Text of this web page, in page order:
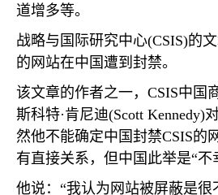
道增多等。
战略与国际研究中心(CSIS)的
的网站在中国遭到封禁。
该文章的作者之一， CSIS中国
斯科特·肯尼迪(Scott Kennedy)
然他不能确定中国封禁CSIS的
有直接关系，但中国此举是“不
他说：“我认为网站被屏蔽是